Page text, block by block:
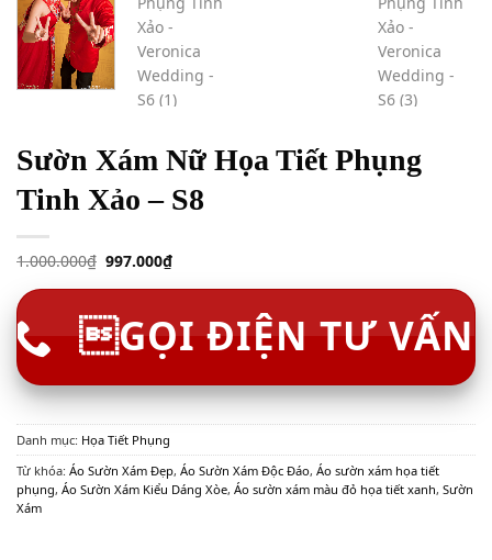
Sườn Xám Nữ Họa Tiết Phụng
Tinh Xảo – S8
1.000.000₫ 997.000₫
GỌI ĐIỆN TƯ VẤN
Danh mục: Họa Tiết Phụng
Từ khóa: Áo Sườn Xám Đẹp, Áo Sườn Xám Độc Đáo, Áo sườn xám họa tiết
phụng, Áo Sườn Xám Kiểu Dáng Xòe, Áo sườn xám màu đỏ họa tiết xanh, Sườn
Xám